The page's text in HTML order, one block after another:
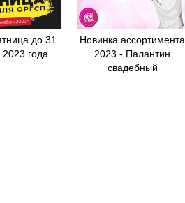
до 31
2023 года
Новинка ассортимента
2023 - Палантин
свадебный